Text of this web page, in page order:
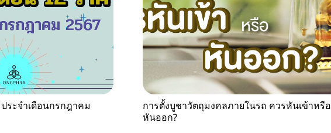
ระจำเดือนกรกฎาคม
การตั้งบูชาวัตถุมงคลภายในรถ ควรหันเข้าหรือ
หันออก?